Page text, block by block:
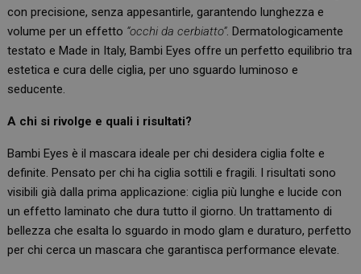
con precisione, senza appesantirle, garantendo lunghezza e
volume per un effetto “occhi da cerbiatto”. Dermatologicamente
testato e Made in Italy, Bambi Eyes offre un perfetto equilibrio tra
estetica e cura delle ciglia, per uno sguardo luminoso e
seducente.
A chi si rivolge e quali i risultati?
Bambi Eyes è il mascara ideale per chi desidera ciglia folte e
definite. Pensato per chi ha ciglia sottili e fragili. I risultati sono
visibili già dalla prima applicazione: ciglia più lunghe e lucide con
un effetto laminato che dura tutto il giorno. Un trattamento di
bellezza che esalta lo sguardo in modo glam e duraturo, perfetto
per chi cerca un mascara che garantisca performance elevate.